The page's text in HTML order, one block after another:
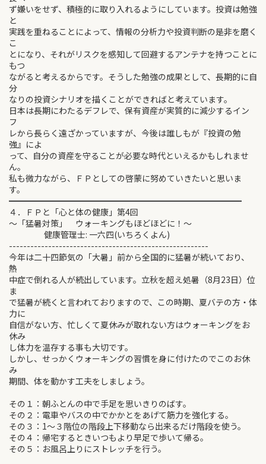
ず嫌いをせず、積極的に取り入れるようにしています。投資は勉強
と
実践を重ねることによって、情報の分析力や投資判断の是非を磨く
こ
とになり、それがリスクを感知して回避するアンテナを持つことに
もつ
ながると考えるからです。そうした勉強の成果として、長期的に自
分
なりの投資シナリオを描くことができればと考えています。
日本は長期にわたるデフレで、保有資産が実質的に減少するイン
フ
レから長らく遠ざかっていますが、今後は誰しもが『投資の勉
強』によ
って、自分の資産を守ることが必要な時代といえるかもしれませ
ん。
私も微力ながら、ＦＰとしての啓蒙に努めていきたいと思いま
す。
━━━━━━━━━━━━━━━━━━━━━━━━━━━━
４．ＦＰと「心と体の健康」第4回
～「猛暑対策」 ウォーキングもほどほどに！～
健康管理士: 一六四(いちろくよん)
--------------------------------------------------------
今年は二十四節気の「大暑」前から全国的に猛暑が続いており、
熱
中症で倒れる人が続出しています。立秋を超え処暑（8月23日）位
ま
で猛暑が続くと言われておりますので、この時期、夏バテの方・体
力に
自信がない方、忙しくて夏休みが取れない方はウォーキングをお
休み
し体力を温存する事も大切です。
しかし、せっかくウォーキングの習慣を身に付けたのでこのお休
み
期間、体を動かす工夫をしましょう。
その１：朝ふとんの中で手足を思いきりのばす。
その２：電車やバスの中でかかとをあげて筋力を強化する。
その３：1～３階位の階段上下移動なら出来るだけ階段を使う。
その４：帰宅するときいつもより早足で歩いて帰る。
その５：お風呂上りにストレッチを行う。